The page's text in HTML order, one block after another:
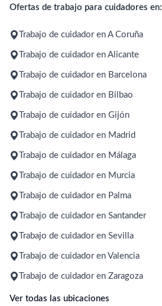
Ofertas de trabajo para cuidadores en:
Trabajo de cuidador en A Coruña
Trabajo de cuidador en Alicante
Trabajo de cuidador en Barcelona
Trabajo de cuidador en Bilbao
Trabajo de cuidador en Gijón
Trabajo de cuidador en Madrid
Trabajo de cuidador en Málaga
Trabajo de cuidador en Murcia
Trabajo de cuidador en Palma
Trabajo de cuidador en Santander
Trabajo de cuidador en Sevilla
Trabajo de cuidador en Valencia
Trabajo de cuidador en Zaragoza
Ver todas las ubicaciones